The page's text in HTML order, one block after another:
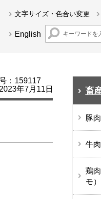
文字サイズ・色合い変更
English
：159117
年7月11日
畜
豚
牛
鶏
モ）